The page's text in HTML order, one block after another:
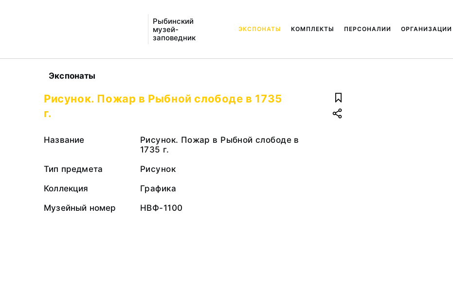
Рыбинский
музей-
заповедник
ЭКСПОНАТЫ КОМПЛЕКТЫ ПЕРСОНАЛИИ ОРГАНИЗАЦИИ
Экспонаты
Рисунок. Пожар в Рыбной слободе в 1735
г.
Название
Рисунок. Пожар в Рыбной слободе в
1735 г.
Тип предмета
Рисунок
Коллекция
Графика
Музейный номер
НВФ-1100